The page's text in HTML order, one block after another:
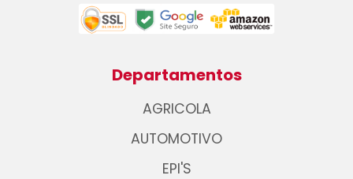
Departamentos
AGRICOLA
AUTOMOTIVO
EPI'S